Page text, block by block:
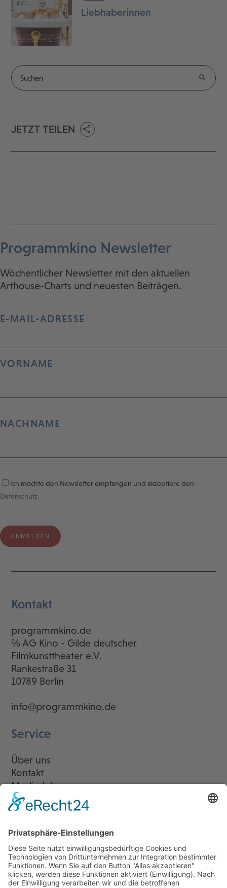
Liebhaberinnen
JETZT TEILEN
Programmkino Newsletter
Wöchentlicher Newsletter mit den aktuellen
Arthouse-Charts und neuesten Beiträgen.
E-MAIL-ADRESSE
VORNAME
NACHNAME
Ich möchte den Newsletter empfangen und akzeptiere den
Datenschutz.
Kontakt
programmkino.de
℅ AG Kino - Gilde deutscher
Filmkunsttheater e.V.
Rankestraße 31
10789 Berlin
info@programmkino.de
Service
Über uns
Kontakt
Mediadaten
Newsletter
LogIn
Legal
Impressum
Datenschutzerklärung